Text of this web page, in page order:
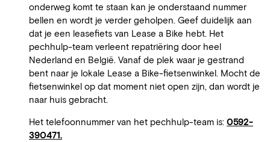
onderweg komt te staan kan je onderstaand nummer
bellen en wordt je verder geholpen. Geef duidelijk aan
dat je een leasefiets van Lease a Bike hebt. Het
pechhulp-team verleent repatriëring door heel
Nederland en België. Vanaf de plek waar je gestrand
bent naar je lokale Lease a Bike-fietsenwinkel. Mocht de
fietsenwinkel op dat moment niet open zijn, dan wordt je
naar huis gebracht.
Het telefoonnummer van het pechhulp-team is: 0592-
390471.